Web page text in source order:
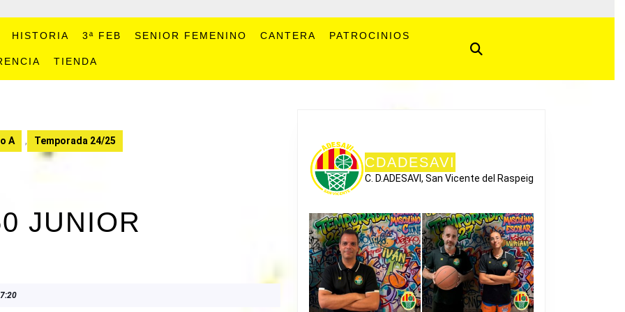
HISTORIA 3ª FEB SENIOR FEMENINO CANTERA PATROCINIOS
TIENDA
A , Temporada 24/25
JUNIOR
CDADESAVI
C. D.ADESAVI, San Vicente del Raspeig